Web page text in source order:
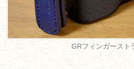
GRフィンガースト